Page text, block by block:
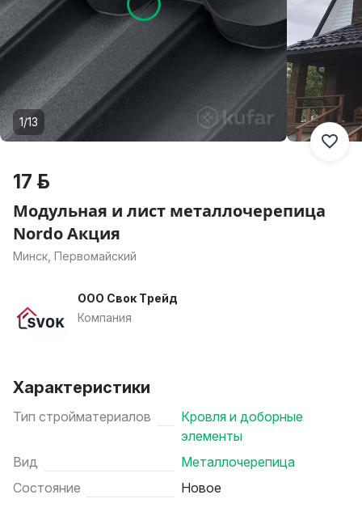
1/13
17 р.
Модульная и лист металлочерепица
Nordo Акция
Минск, Первомайский
ООО Свок Трейд
Компания
Характеристики
Тип стройматериалов
Кровля и доборные
элементы
Вид
Металлочерепица
Состояние
Новое